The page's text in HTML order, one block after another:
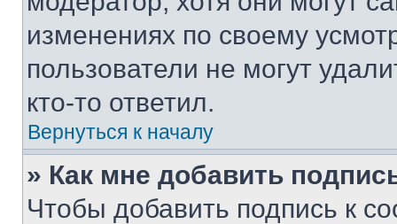
изменениях по своему
пользователи не могут
кто-то ответил.
Вернуться к началу
» Как мне добавить
Чтобы добавить подпись к